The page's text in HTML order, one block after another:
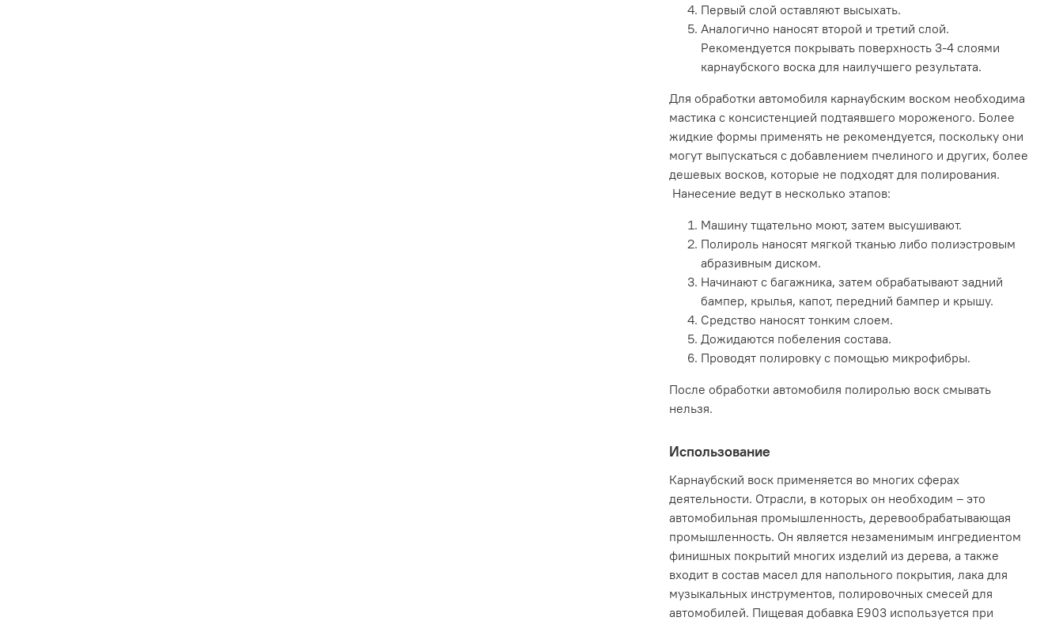
Первый слой оставляют высыхать.
Аналогично наносят второй и третий слой.
Рекомендуется покрывать поверхность 3-4 слоями
карнаубского воска для наилучшего результата.
Для обработки автомобиля карнаубским воском необходима
мастика с консистенцией подтаявшего мороженого. Более
жидкие формы применять не рекомендуется, поскольку они
могут выпускаться с добавлением пчелиного и других, более
дешевых восков, которые не подходят для полирования.
Нанесение ведут в несколько этапов:
Машину тщательно моют, затем высушивают.
Полироль наносят мягкой тканью либо полиэстровым
абразивным диском.
Начинают с багажника, затем обрабатывают задний
бампер, крылья, капот, передний бампер и крышу.
Средство наносят тонким слоем.
Дожидаются побеления состава.
Проводят полировку с помощью микрофибры.
После обработки автомобиля полиролью воск смывать
нельзя.
Использование
Карнаубский воск применяется во многих сферах
деятельности. Отрасли, в которых он необходим – это
автомобильная промышленность, деревообрабатывающая
промышленность. Он является незаменимым ингредиентом
финишных покрытий многих изделий из дерева, а также
входит в состав масел для напольного покрытия, лака для
музыкальных инструментов, полировочных смесей для
автомобилей. Пищевая добавка Е903 используется при